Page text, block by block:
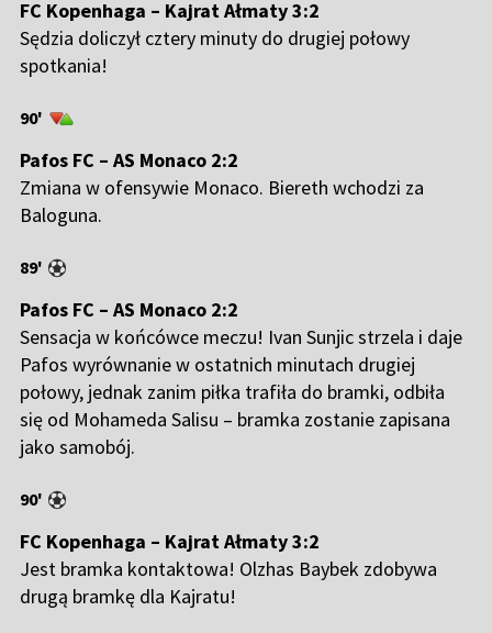
FC Kopenhaga – Kajrat Ałmaty 3:2
Sędzia doliczył cztery minuty do drugiej połowy
spotkania!
90'
Pafos FC – AS Monaco 2:2
Zmiana w ofensywie Monaco. Biereth wchodzi za
Baloguna.
89'
Pafos FC – AS Monaco 2:2
Sensacja w końcówce meczu! Ivan Sunjic strzela i daje
Pafos wyrównanie w ostatnich minutach drugiej
połowy, jednak zanim piłka trafiła do bramki, odbiła
się od Mohameda Salisu – bramka zostanie zapisana
jako samobój.
90'
FC Kopenhaga – Kajrat Ałmaty 3:2
Jest bramka kontaktowa! Olzhas Baybek zdobywa
drugą bramkę dla Kajratu!